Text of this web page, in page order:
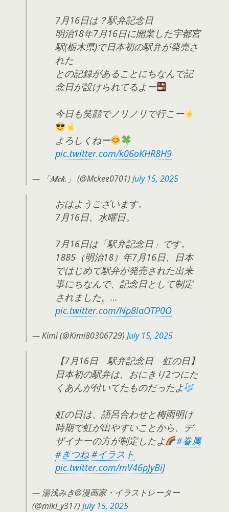
7月16日は？駅弁記念日
明治18年7月16日に開業した宇都宮
駅(栃木県)で日本初の駅弁が発売さ
れた
との記録があることにちなんで記
念日が設けられてるよー
今日も笑顔でノリノリで行こー
よろしくねー
pic.twitter.com/k06oKHR8H9
— 「𝑴𝒄𝒌.」 (@Mckee0701) July 15, 2025
おはようございます。
7月16日、水曜日。
7月16日は「駅弁記念日」です。
1885（明治18）年7月16日、日本
ではじめて駅弁が発売された出来
事にちなんで、記念日として制定
されました。…
pic.twitter.com/Np8laOTP0O
— Kimi (@Kimi80306729) July 15, 2025
【7月16日 駅弁記念日 虹の日】
日本初の駅弁は、おにきり2つにた
くあんが付いてたものだったよ
虹の日は、語呂合わせと梅雨明け
時期で虹が出やすいことから、デ
ザイナーの方が制定したよ
#眷属
#きつね #イラスト
pic.twitter.com/mV46pJyBiJ
— 湯浅みき@漫画家・イラストレーター
(@miki_y317) July 15, 2025